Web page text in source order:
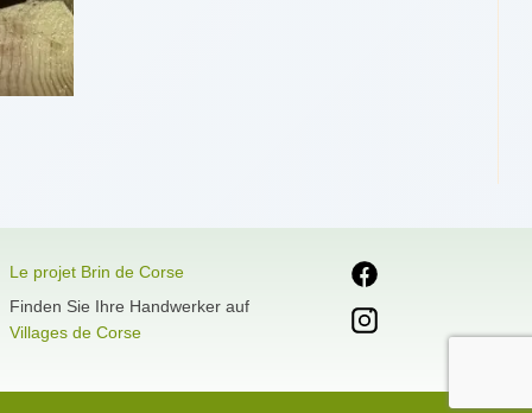
Le projet Brin de Corse
Finden Sie Ihre Handwerker auf
Villages de Corse